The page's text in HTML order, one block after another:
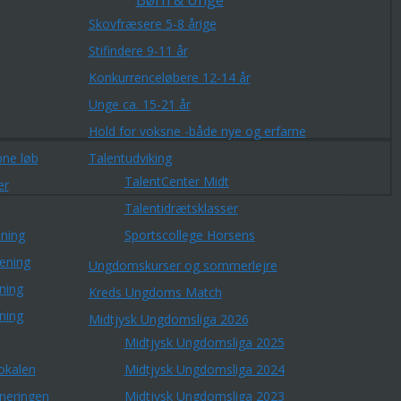
løb
Skovfræsere 5-8 årige
Stifindere 9-11 år
Konkurrenceløbere 12-14 år
Unge ca. 15-21 år
Hold for voksne -både nye og erfarne
Talentudviking
TalentCenter Midt
Talentidrætsklasser
Sportscollege Horsens
Ungdomskurser og sommerlejre
Kreds Ungdoms Match
Midtjysk Ungdomsliga 2026
Midtjysk Ungdomsliga 2025
Midtjysk Ungdomsliga 2024
Midtjysk Ungdomsliga 2023